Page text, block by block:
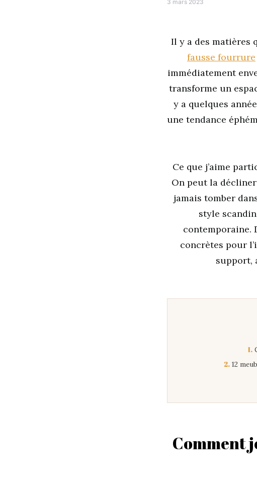
3 mars 2023
Il y a des matières
fausse fourrure
immédiatement
transforme un
y a quelques
une tendance
Ce que j’aime
On peut la décliner
jamais tomber
style
contemporaine.
concrètes pour
support,
1.
2. 12
Comment